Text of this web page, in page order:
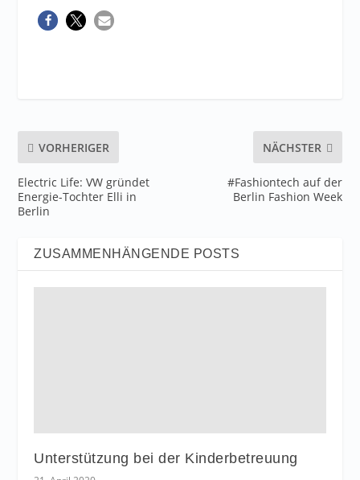
VORHERIGER
Electric Life: VW gründet
Energie-Tochter Elli in
Berlin
NÄCHSTER
#Fashiontech auf der
Berlin Fashion Week
ZUSAMMENHÄNGENDE POSTS
Unterstützung bei der Kinderbetreuung